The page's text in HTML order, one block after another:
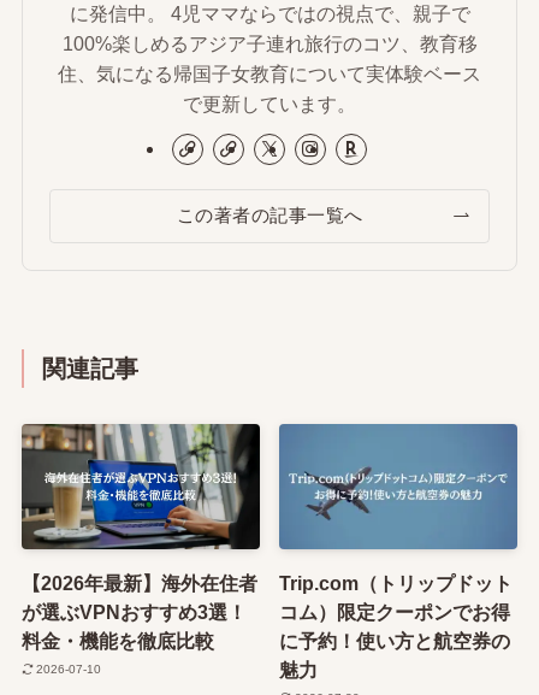
に発信中。 4児ママならではの視点で、親子で
100%楽しめるアジア子連れ旅行のコツ、教育移
住、気になる帰国子女教育について実体験ベース
で更新しています。
この著者の記事一覧へ
関連記事
【2026年最新】海外在住者
が選ぶVPNおすすめ3選！
料金・機能を徹底比較
2026-07-10
Trip.com（トリップドット
コム）限定クーポンでお得
に予約！使い方と航空券の
魅力